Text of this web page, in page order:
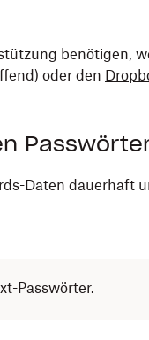
benötigen,
oder den
Daten dauerhaft
Passwörter.